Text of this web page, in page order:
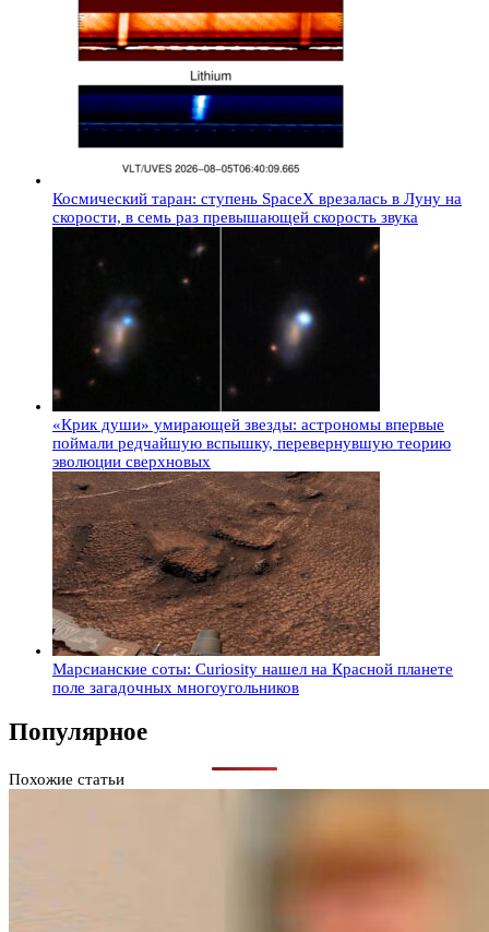
Космический таран: ступень SpaceX врезалась в Луну на
скорости, в семь раз превышающей скорость звука
«Крик души» умирающей звезды: астрономы впервые
поймали редчайшую вспышку, перевернувшую теорию
эволюции сверхновых
Марсианские соты: Curiosity нашел на Красной планете
поле загадочных многоугольников
Популярное
Похожие статьи